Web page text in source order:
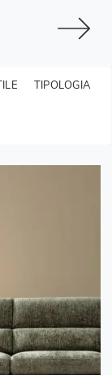
TIPOLOGIA